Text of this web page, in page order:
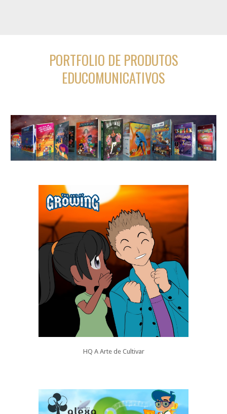
PORTFOLIO DE PRODUTOS
EDUCOMUNICATIVOS
HQ A Arte de Cultivar